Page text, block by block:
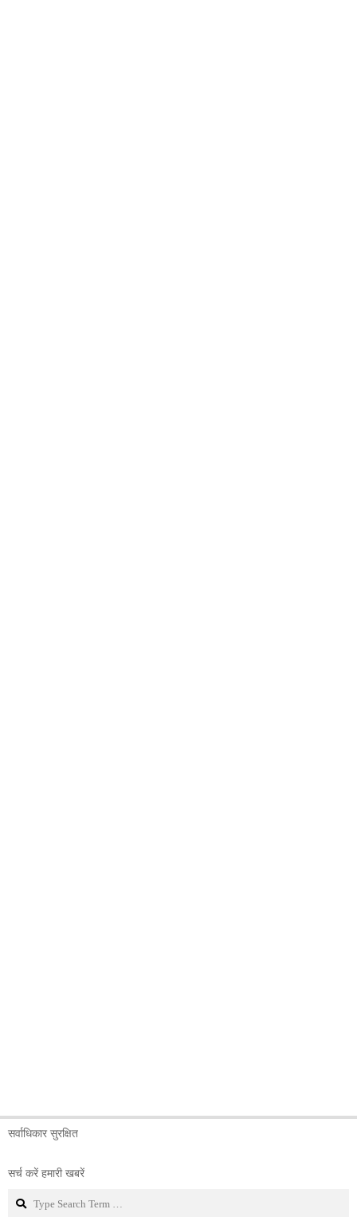
सर्वाधिकार सुरक्षित
सर्च करें हमारी खबरें